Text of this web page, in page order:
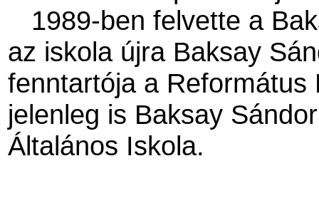
1989-ben felvette a
az iskola újra Baksay
fenntartója a
jelenleg is Baksay
Általános Iskola.